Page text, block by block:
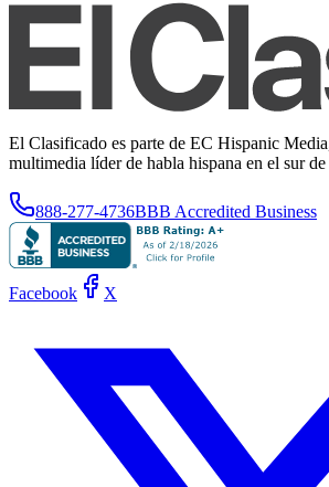
El Clasificado es parte de EC Hispanic
multimedia líder de habla hispana en el sur
888-277-4736BBB Accredited Business
Facebook X